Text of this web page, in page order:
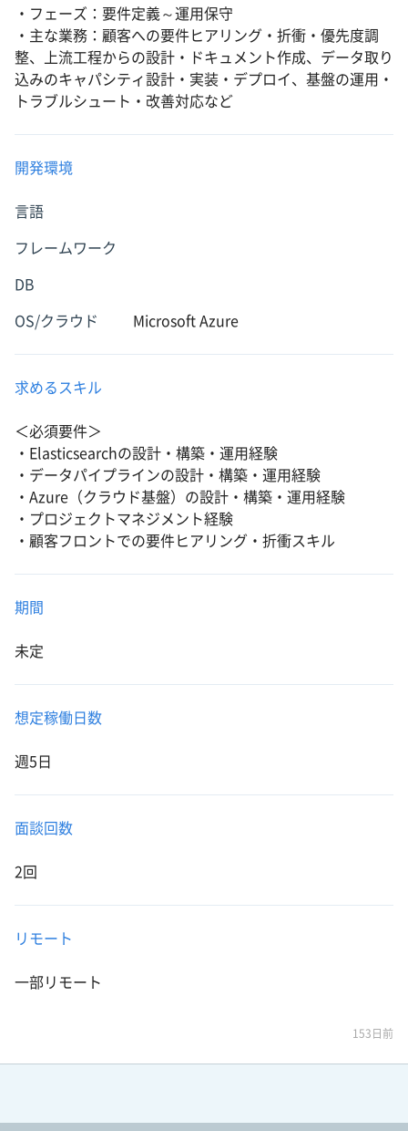
・フェーズ：要件定義～運用保守
・主な業務：顧客への要件ヒアリング・折衝・優先度調
整、上流工程からの設計・ドキュメント作成、データ取り
込みのキャパシティ設計・実装・デプロイ、基盤の運用・
トラブルシュート・改善対応など
開発環境
言語
フレームワーク
DB
OS/クラウド Microsoft Azure
求めるスキル
＜必須要件＞
・Elasticsearchの設計・構築・運用経験
・データパイプラインの設計・構築・運用経験
・Azure（クラウド基盤）の設計・構築・運用経験
・プロジェクトマネジメント経験
・顧客フロントでの要件ヒアリング・折衝スキル
期間
未定
想定稼働日数
週5日
面談回数
2回
リモート
一部リモート
153日前